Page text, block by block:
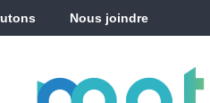
Nous joindre